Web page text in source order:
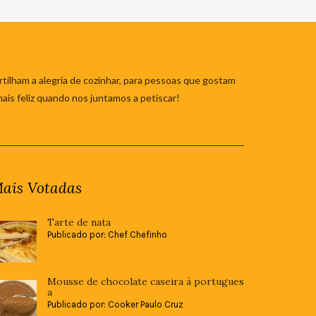
a alegria de cozinhar, para pessoas que gostam
feliz quando nos juntamos a petiscar!
Votadas
Tarte de nata
Publicado por: Chef Chefinho
Mousse de chocolate caseira à portugues
a
Publicado por: Cooker Paulo Cruz